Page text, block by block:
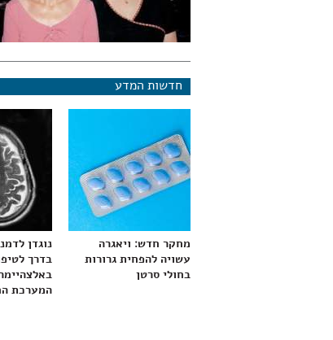
חדשות המדע
מחקר חדש: ויאגרה
עשויה להפחית גרורות
בחולי סרטן
נוגדן
בדרך
המערכת